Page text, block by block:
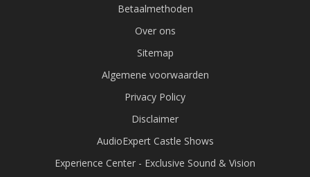
Betaalmethoden
Over ons
Sitemap
Algemene voorwaarden
Privacy Policy
Disclaimer
AudioExpert Castle Shows
Experience Center - Exclusive Sound & Vision